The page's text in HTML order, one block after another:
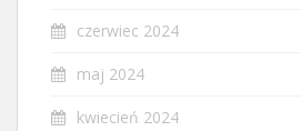
czerwiec 2024
maj 2024
kwiecień 2024